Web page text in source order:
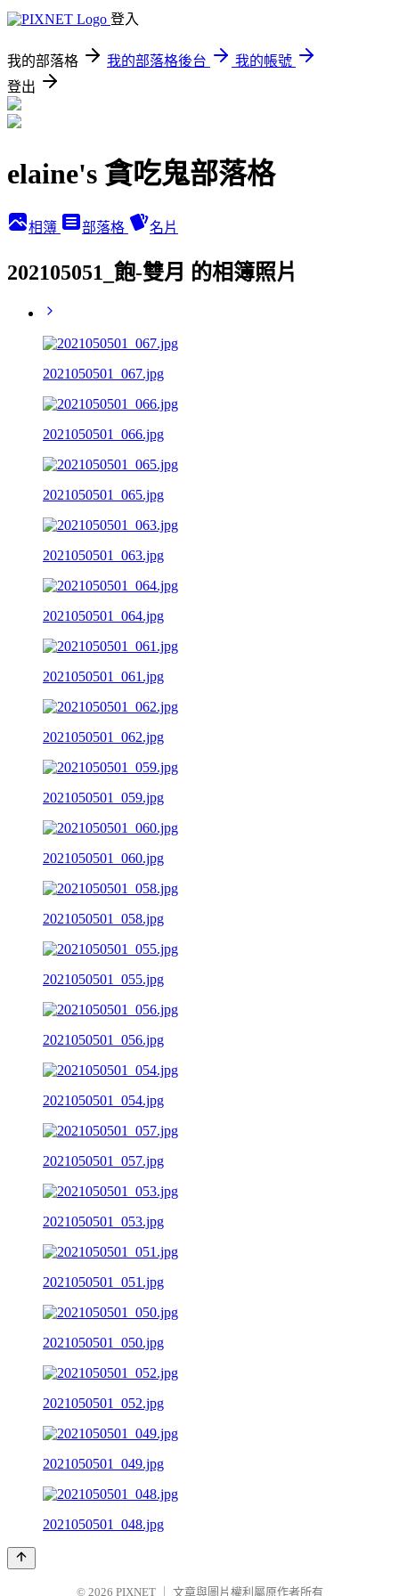
登入
我的部落格 我的部落格後台
我的帳號
登出
elaine's 貪吃鬼部落格
相簿 部落格 名片
202105051_飽-雙月 的相簿照片
2021050501_067.jpg
2021050501_066.jpg
2021050501_065.jpg
2021050501_063.jpg
2021050501_064.jpg
2021050501_061.jpg
2021050501_062.jpg
2021050501_059.jpg
2021050501_060.jpg
2021050501_058.jpg
2021050501_055.jpg
2021050501_056.jpg
2021050501_054.jpg
2021050501_057.jpg
2021050501_053.jpg
2021050501_051.jpg
2021050501_050.jpg
2021050501_052.jpg
2021050501_049.jpg
2021050501_048.jpg
© 2026 PIXNET 文章與圖片權利屬原作者所有